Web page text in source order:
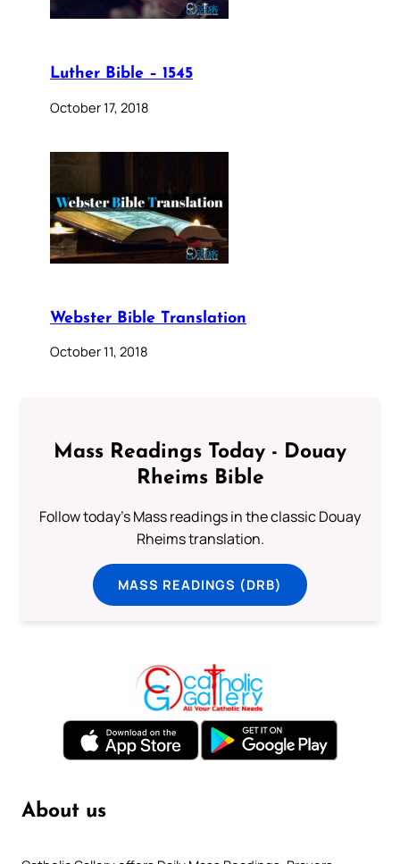
Luther Bible – 1545
October 17, 2018
Webster Bible Translation
October 11, 2018
Mass Readings Today - Douay
Rheims Bible
Follow today's Mass readings in the classic Douay
Rheims translation.
MASS READINGS (DRB)
About us